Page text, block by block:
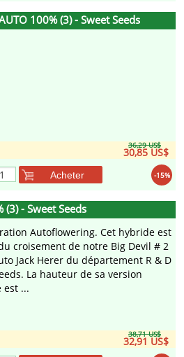
100% (3) - Sweet Seeds
36,29 US$
30,85 US$
-15%
Acheter
(3) - Sweet Seeds
Autoflowering. Cet hybride est
croisement de notre Big Devil # 2
Jack Herer du département R & D
La hauteur de sa version
est ...
38,71 US$
32,91 US$